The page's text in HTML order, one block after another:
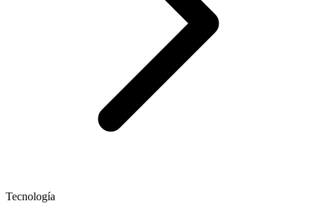
Tecnología